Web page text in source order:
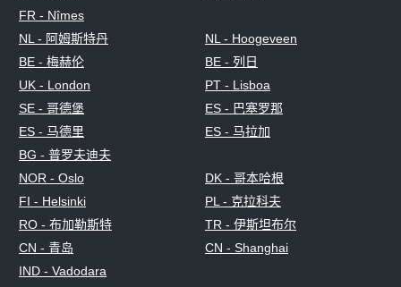
FR - Nîmes
NL - 阿姆斯特丹
NL - Hoogeveen
BE - 梅赫伦
BE - 列日
UK - London
PT - Lisboa
SE - 哥德堡
ES - 巴塞罗那
ES - 马德里
ES - 马拉加
BG - 普罗夫迪夫
NOR - Oslo
DK - 哥本哈根
FI - Helsinki
PL - 克拉科夫
RO - 布加勒斯特
TR - 伊斯坦布尔
CN - 青岛
CN - Shanghai
IND - Vadodara